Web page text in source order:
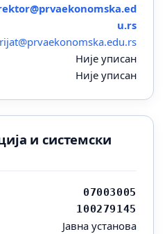
u.rs
Није уписан
Није уписан
и системски
07003005
100279145
Јавна установа